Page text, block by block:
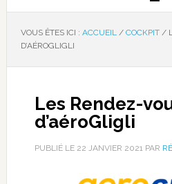
VOUS ÊTES ICI : ACCUEIL / COCKPIT /
D’AÉROGLIGLI
Les Rendez-
d’aéroGligli
PUBLIÉ LE 22 JANVIER 2021PAR